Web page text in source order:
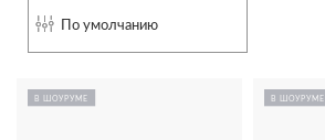
По умолчанию
В ШОУРУМЕ В ШОУРУМЕ